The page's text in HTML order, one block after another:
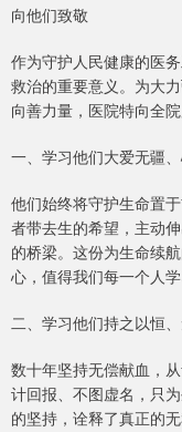
向他们致敬
作为守护人民健康的医
救治的重要意义。为大
向善力量，医院特向全
一、学习他们大爱无疆
他们始终将守护生命置
者带去生的希望，主动
的桥梁。这份为生命续
心，值得我们每一个人学
二、学习他们持之以恒
数十年坚持无偿献血，
计回报、不图虚名，只
的坚持，诠释了真正的